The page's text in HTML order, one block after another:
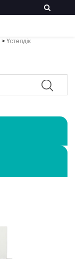
> Үстелдік